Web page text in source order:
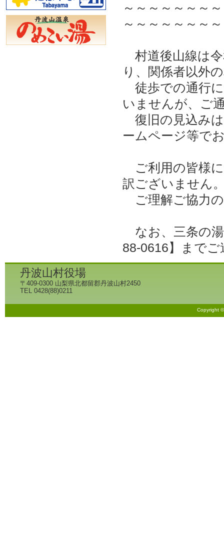
～～～～～～～
～～～～～～～
村道後山線は令
り、関係者以外
徒歩での通行
いませんが、ご
復旧の見込み
ームページ等で
ご利用の皆様
訳ございません
ご理解ご協力
なお、三条の
88-0616】まで
丹波山村役場
〒409-0300 山梨県北都留郡丹波山村2450
TEL 0428(88)0211
Copyright